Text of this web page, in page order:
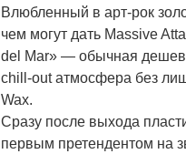
Влюбленный в арт-рок
чем могут дать Massive
del Mar» — обычная
chill-out атмосфера без
Wax.
Сразу после выхода
первым претендентом на